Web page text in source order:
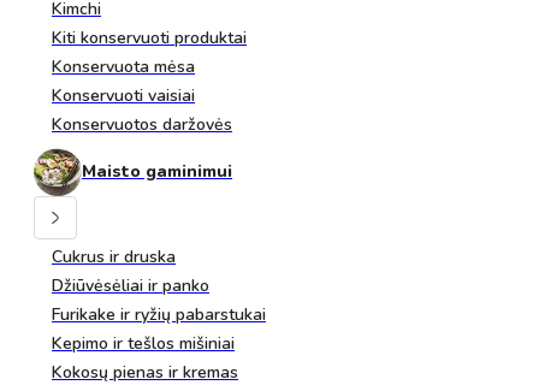
Kimchi
Kiti konservuoti produktai
Konservuota mėsa
Konservuoti vaisiai
Konservuotos daržovės
Maisto gaminimui
Cukrus ir druska
Džiūvėsėliai ir panko
Furikake ir ryžių pabarstukai
Kepimo ir tešlos mišiniai
Kokosų pienas ir kremas